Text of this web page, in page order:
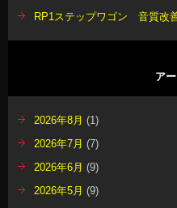
RP1ステップワゴン 音質
ア
2026年8月 (1)
2026年7月 (7)
2026年6月 (9)
2026年5月 (9)